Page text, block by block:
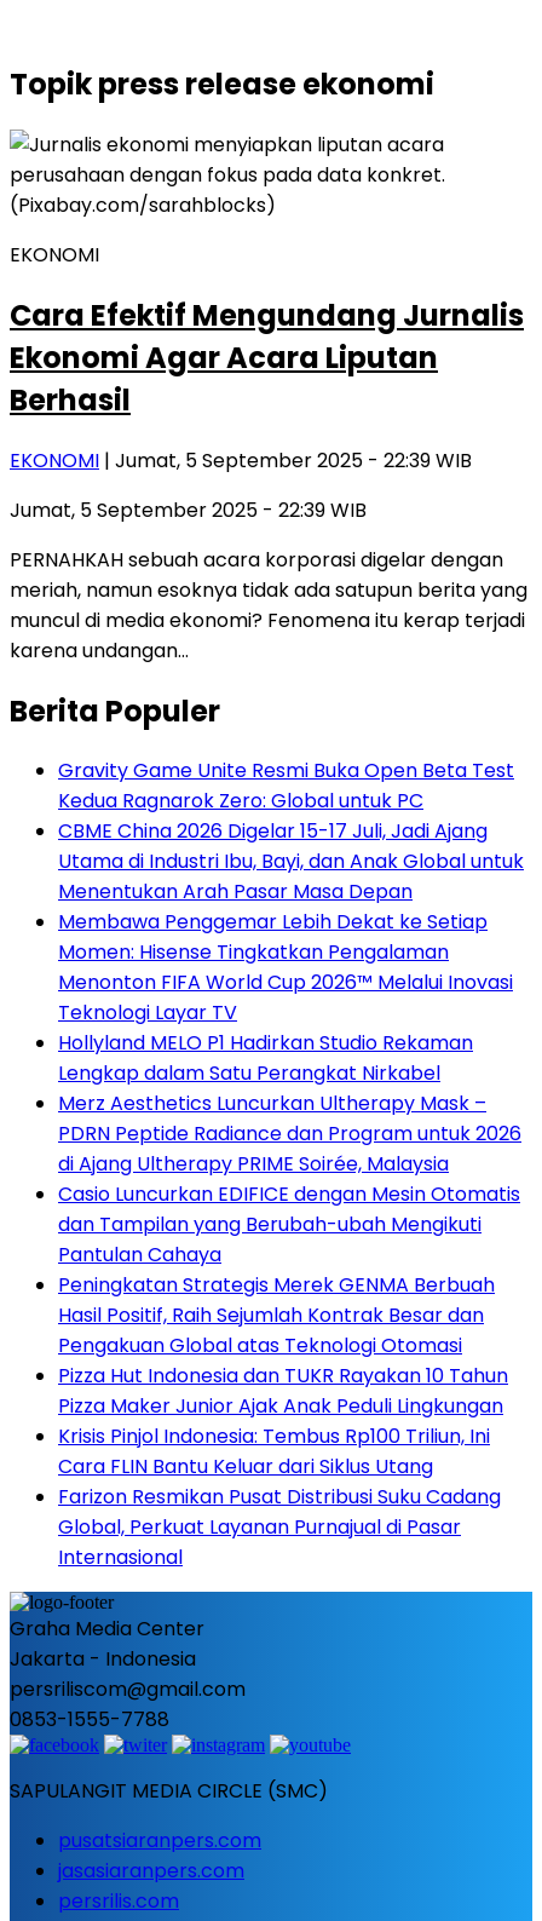
Topikpress release ekonomi
EKONOMI
Cara Efektif Mengundang Jurnalis
Ekonomi Agar Acara Liputan
Berhasil
EKONOMI | Jumat, 5 September 2025 - 22:39 WIB
Jumat, 5 September 2025 - 22:39 WIB
PERNAHKAH sebuah acara korporasi digelar dengan
meriah, namun esoknya tidak ada satupun berita yang
muncul di media ekonomi? Fenomena itu kerap terjadi
karena undangan…
Berita Populer
Gravity Game Unite Resmi Buka Open Beta Test
Kedua Ragnarok Zero: Global untuk PC
CBME China 2026 Digelar 15-17 Juli, Jadi Ajang
Utama di Industri Ibu, Bayi, dan Anak Global untuk
Menentukan Arah Pasar Masa Depan
Membawa Penggemar Lebih Dekat ke Setiap
Momen: Hisense Tingkatkan Pengalaman
Menonton FIFA World Cup 2026™ Melalui Inovasi
Teknologi Layar TV
Hollyland MELO P1 Hadirkan Studio Rekaman
Lengkap dalam Satu Perangkat Nirkabel
Merz Aesthetics Luncurkan Ultherapy Mask –
PDRN Peptide Radiance dan Program untuk 2026
di Ajang Ultherapy PRIME Soirée, Malaysia
Casio Luncurkan EDIFICE dengan Mesin Otomatis
dan Tampilan yang Berubah-ubah Mengikuti
Pantulan Cahaya
Peningkatan Strategis Merek GENMA Berbuah
Hasil Positif, Raih Sejumlah Kontrak Besar dan
Pengakuan Global atas Teknologi Otomasi
Pizza Hut Indonesia dan TUKR Rayakan 10 Tahun
Pizza Maker Junior Ajak Anak Peduli Lingkungan
Krisis Pinjol Indonesia: Tembus Rp100 Triliun, Ini
Cara FLIN Bantu Keluar dari Siklus Utang
Farizon Resmikan Pusat Distribusi Suku Cadang
Global, Perkuat Layanan Purnajual di Pasar
Internasional
Graha Media Center
Jakarta - Indonesia
persriliscom@gmail.com
0853-1555-7788
SAPULANGIT MEDIA CIRCLE (SMC)
pusatsiaranpers.com
jasasiaranpers.com
persrilis.com